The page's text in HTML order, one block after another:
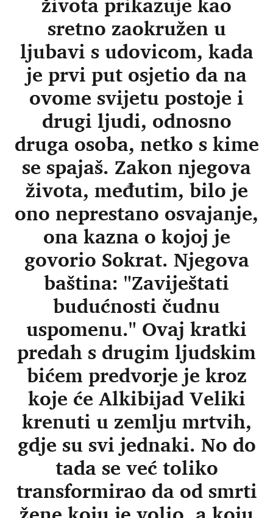
sretno zaokružen u
ljubavi s udovicom, kada
je prvi put osjetio da na
ovome svijetu postoje i
drugi ljudi, odnosno
druga osoba, netko s kime
se spajaš. Zakon njegova
života, međutim, bilo je
ono neprestano osvajanje,
ona kazna o kojoj je
govorio Sokrat. Njegova
baština: "Zaviještati
budućnosti čudnu
uspomenu." Ovaj kratki
predah s drugim ljudskim
bićem predvorje je kroz
koje će Alkibijad Veliki
krenuti u zemlju mrtvih,
gdje su svi jednaki. No do
tada se već toliko
transformirao da od smrti